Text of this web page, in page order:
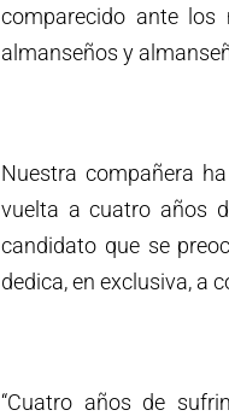
comparecido ante
almanseños y
Nuestra compañera
vuelta a cuatro años
candidato que se
dedica, en exclusiva, a
“Cuatro años de